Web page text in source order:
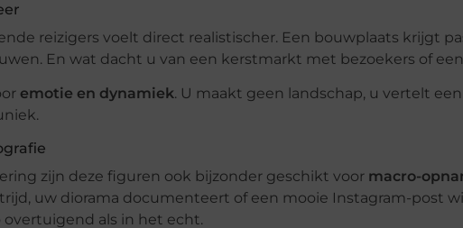
reizigers voelt direct realistischer. Een bouwplaats krijgt
En wat dacht u van een kerstmarkt met bezoekers of
emotie en dynamiek. U maakt geen landschap, u vertelt
zijn deze figuren ook bijzonder geschikt voor macro-
uw diorama documenteert of een mooie Instagram-post
als in het echt.